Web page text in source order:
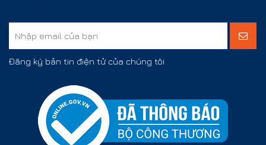
Đăng ký bản tin điện tử của chúng tôi